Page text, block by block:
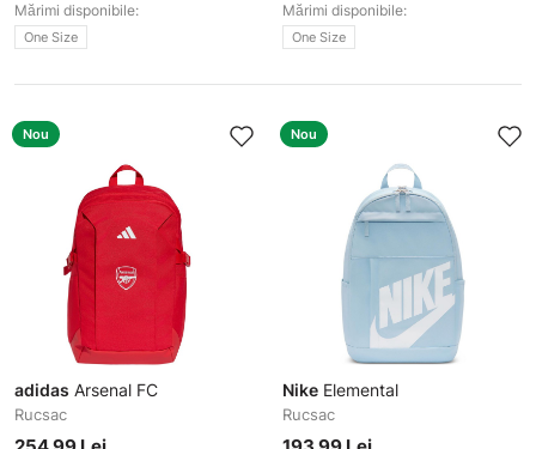
Mărimi disponibile:
One Size
Mărimi disponibile:
One Size
Nou
adidas Arsenal FC
Rucsac
Nou
Nike Elemental
Rucsac